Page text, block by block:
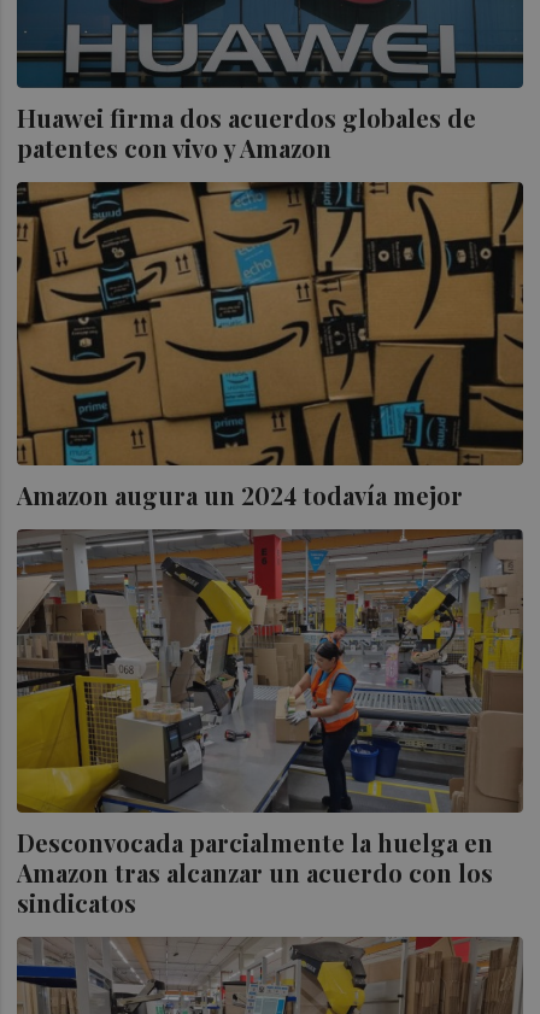
Huawei firma dos acuerdos globales de
patentes con vivo y Amazon
Amazon augura un 2024 todavía mejor
Desconvocada parcialmente la huelga en
Amazon tras alcanzar un acuerdo con los
sindicatos